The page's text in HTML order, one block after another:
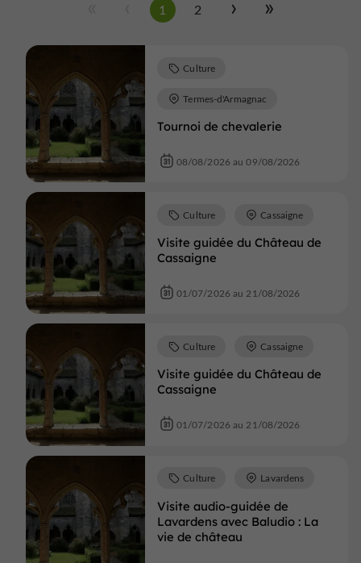
1 2
Tournoi de chevalerie
Culture
Termes-d'Armagnac
08/08/2026 au 09/08/2026
Visite guidée du Château de
Cassaigne
Culture Cassaigne
01/07/2026 au 21/08/2026
Visite guidée du Château de
Cassaigne
Culture Cassaigne
01/07/2026 au 21/08/2026
Visite audio-guidée de
Lavardens avec Baludio : La
vie de château
Culture Lavardens